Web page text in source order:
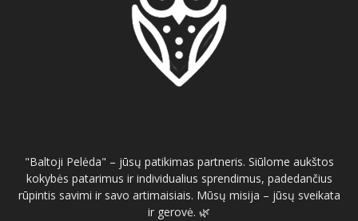
"Baltoji Pelėda" – jūsų patikimas partneris. Siūlome aukštos
kokybės patarimus ir individualius sprendimus, padedančius
rūpintis savimi ir savo artimaisiais. Mūsų misija – jūsų sveikata
ir gerovė. 🌿